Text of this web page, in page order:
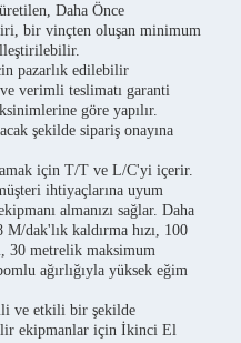
Daha Önce
bir vinçten oluşan minimum
pazarlık edilebilir
verimli teslimatı garanti
göre yapılır.
şekilde sipariş onayına
için T/T ve L/C'yi içerir.
ihtiyaçlarına uyum
almanızı sağlar. Daha
dak'lık kaldırma hızı, 100
30 metrelik maksimum
ağırlığıyla yüksek eğim
ve etkili bir şekilde
ekipmanlar için İkinci El